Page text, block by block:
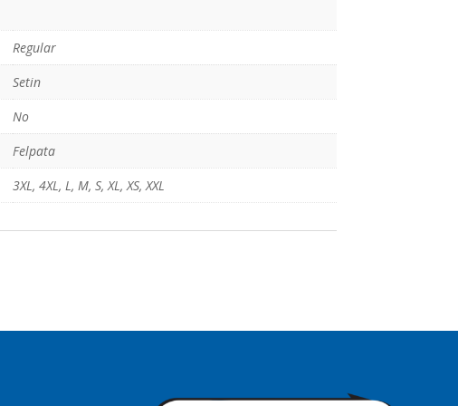
Regular
Setin
No
Felpata
3XL, 4XL, L, M, S,XL,XS,XXL